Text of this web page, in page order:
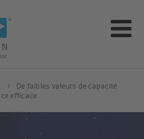
De faibles valeurs de capacité
efficace